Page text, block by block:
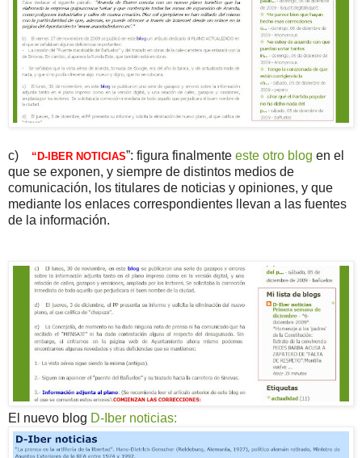
c) “D-IBER NOTICIAS”: figura finalmente este otro blog en el
que se exponen, y siempre de distintos medios de
comunicación, los titulares de noticias y opiniones, y que
mediante los enlaces correspondientes llevan a las fuentes
de la información.
El nuevo blog D-Iber noticias: